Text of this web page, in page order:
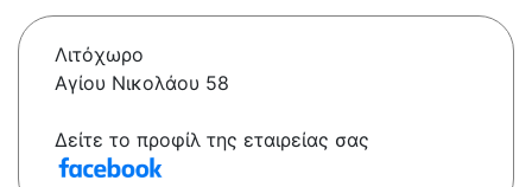
Λιτόχωρο
Αγίου Νικολάου 58
Δείτε το προφίλ της εταιρείας σας